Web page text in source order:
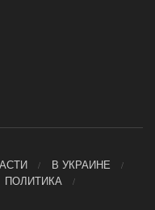
В УКРАИНЕ
ПОЛИТИКА